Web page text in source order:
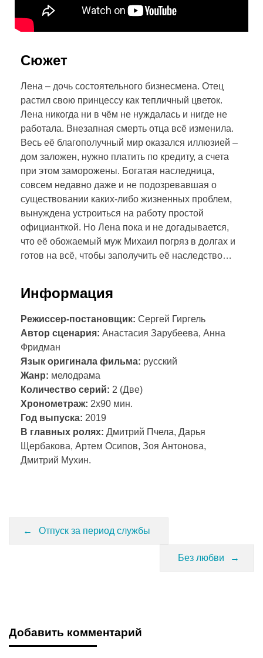
Сюжет
Лена – дочь состоятельного бизнесмена. Отец
растил свою принцессу как тепличный цветок.
Лена никогда ни в чём не нуждалась и нигде не
работала. Внезапная смерть отца всё изменила.
Весь её благополучный мир оказался иллюзией –
дом заложен, нужно платить по кредиту, а счета
при этом заморожены. Богатая наследница,
совсем недавно даже и не подозревавшая о
существовании каких-либо жизненных проблем,
вынуждена устроиться на работу простой
официанткой. Но Лена пока и не догадывается,
что её обожаемый муж Михаил погряз в долгах и
готов на всё, чтобы заполучить её наследство…
Информация
Режиссер-постановщик: Сергей Гиргель
Автор сценария: Анастасия Зарубеева, Анна
Фридман
Язык оригинала фильма: русский
Жанр: мелодрама
Количество серий: 2 (Две)
Хронометраж: 2х90 мин.
Год выпуска: 2019
В главных ролях: Дмитрий Пчела, Дарья
Щербакова, Артем Осипов, Зоя Антонова,
Дмитрий Мухин.
Отпуск за период службы
Без любви
Добавить комментарий